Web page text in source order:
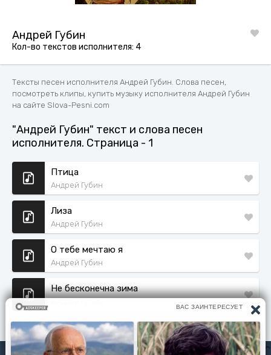
Андрей Губин
Кол-во текстов исполнителя: 4
Тексты песен исполнителя Андрей Губин. Слова песен,
посмотреть клипы, купить музыку исполнителя Андрей Губин
на сайте Slova-Pesni.com
"Андрей Губин" текст и слова песен
исполнителя. Страница - 1
Птица
Андрей Губин
Лиза
Андрей Губин
О тебе мечтаю я
Андрей Губин
Не бесконечна зима